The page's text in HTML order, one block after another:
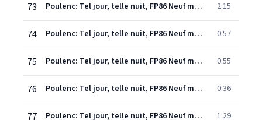
73 Poulenc: Tel jour, telle nuit, FP86 Neuf mélodies sur des poèmes de Paul Eluard: 2. Une ruine coquille vide 2:15
74 Poulenc: Tel jour, telle nuit, FP86 Neuf mélodies sur des poèmes de Paul Eluard: 3. Le front comme un drapeau perdu 0:57
75 Poulenc: Tel jour, telle nuit, FP86 Neuf mélodies sur des poèmes de Paul Eluard: 4. Une roulotte couverte de tuiles 0:55
76 Poulenc: Tel jour, telle nuit, FP86 Neuf mélodies sur des poèmes de Paul Eluard: 5. A toutes brides 0:36
77 Poulenc: Tel jour, telle nuit, FP86 Neuf mélodies sur des poèmes de Paul Eluard: 6. Une herbe pauvre 1:29